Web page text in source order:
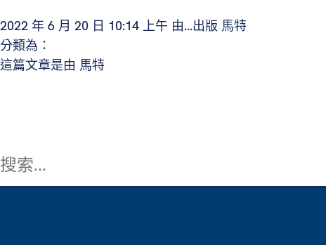
2022 年 6 月 20 日 10:14 上午 由...出版 馬特
分類為：
這篇文章是由 馬特